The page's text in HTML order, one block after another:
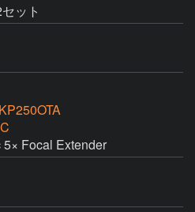
ット
Focal Extender